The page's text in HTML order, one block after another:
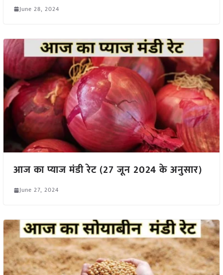
June 28, 2024
आज का प्याज मंडी रेट (27 जून 2024 के अनुसार)
June 27, 2024